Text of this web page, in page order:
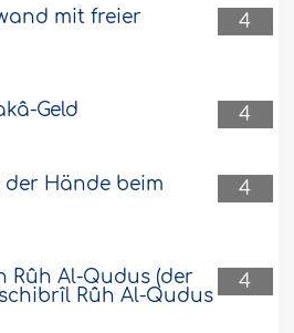
4
mit freier
4
Geld
4
der Hände beim
4
Rûh Al-Qudus (der
Rûh Al-Qudus